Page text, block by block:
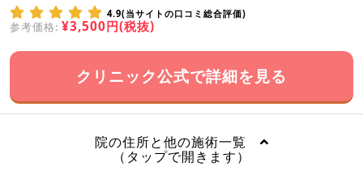
4.9(当サイトの口コミ総合評価)
参考価格: ¥3,500円(税抜)
クリニック公式で詳細を見る
院の住所と他の施術一覧
（タップで開きます）